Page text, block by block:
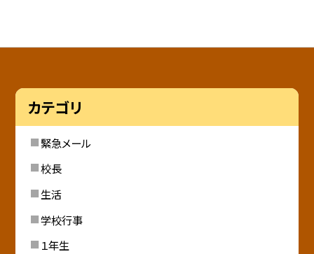
カテゴリ
緊急メール
校長
生活
学校行事
１年生